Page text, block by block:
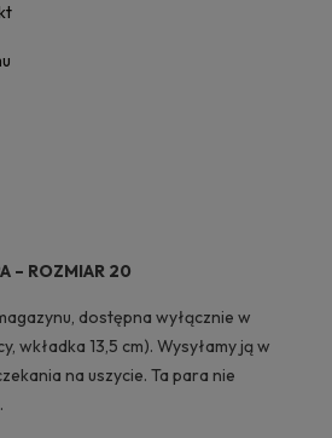
– ROZMIAR 20
dostępna wyłącznie w
wkładka 13,5 cm). Wysyłamy ją w
na uszycie. Ta para nie